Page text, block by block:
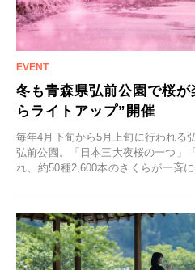
冬も青森県弘前公園で桜が
らライトアップ”開催
毎年4月下旬から5月上旬に行われる
弘前公園。「日本三大夜桜の一つ」
れ、約50種2,600本のさくらが一斉
日(月)～2026年2月28日(土)の期間、
を開催します。